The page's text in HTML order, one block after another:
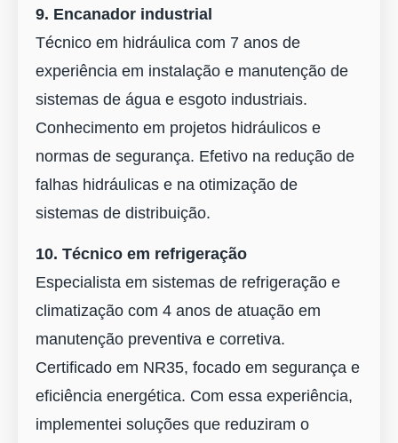
9. Encanador industrial
Técnico em hidráulica com 7 anos de
experiência em instalação e manutenção de
sistemas de água e esgoto industriais.
Conhecimento em projetos hidráulicos e
normas de segurança. Efetivo na redução de
falhas hidráulicas e na otimização de
sistemas de distribuição.
10. Técnico em refrigeração
Especialista em sistemas de refrigeração e
climatização com 4 anos de atuação em
manutenção preventiva e corretiva.
Certificado em NR35, focado em segurança e
eficiência energética. Com essa experiência,
implementei soluções que reduziram o